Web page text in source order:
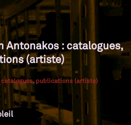
Antonakos : catalogues,
(artiste)
catalogues, publications (artiste)